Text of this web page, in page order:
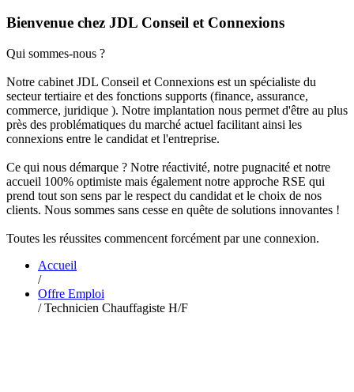
Bienvenue chez JDL Conseil et Connexions
Qui sommes-nous ?
Notre cabinet JDL Conseil et Connexions est un spécialiste du
secteur tertiaire et des fonctions supports (finance, assurance,
commerce, juridique ). Notre implantation nous permet d'être au plus
près des problématiques du marché actuel facilitant ainsi les
connexions entre le candidat et l'entreprise.
Ce qui nous démarque ? Notre réactivité, notre pugnacité et notre
accueil 100% optimiste mais également notre approche RSE qui
prend tout son sens par le respect du candidat et le choix de nos
clients. Nous sommes sans cesse en quête de solutions innovantes !
Toutes les réussites commencent forcément par une connexion.
Accueil
/
Offre Emploi
/ Technicien Chauffagiste H/F